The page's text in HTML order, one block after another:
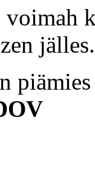
jälles.
piämies